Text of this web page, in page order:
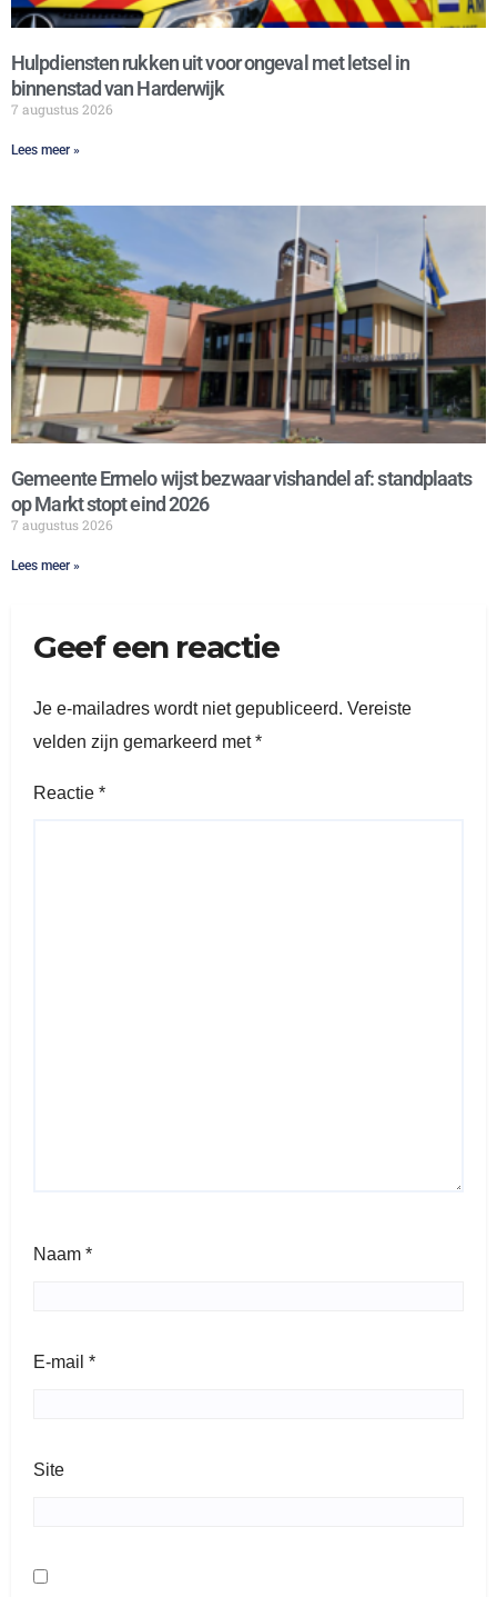
Hulpdiensten rukken uit voor ongeval met letsel in
binnenstad van Harderwijk
7 augustus 2026
Lees meer »
Gemeente Ermelo wijst bezwaar vishandel af: standplaats
op Markt stopt eind 2026
7 augustus 2026
Lees meer »
Geef een reactie
Je e-mailadres wordt niet gepubliceerd. Vereiste
velden zijn gemarkeerd met*
Reactie *
Naam *
E-mail *
Site